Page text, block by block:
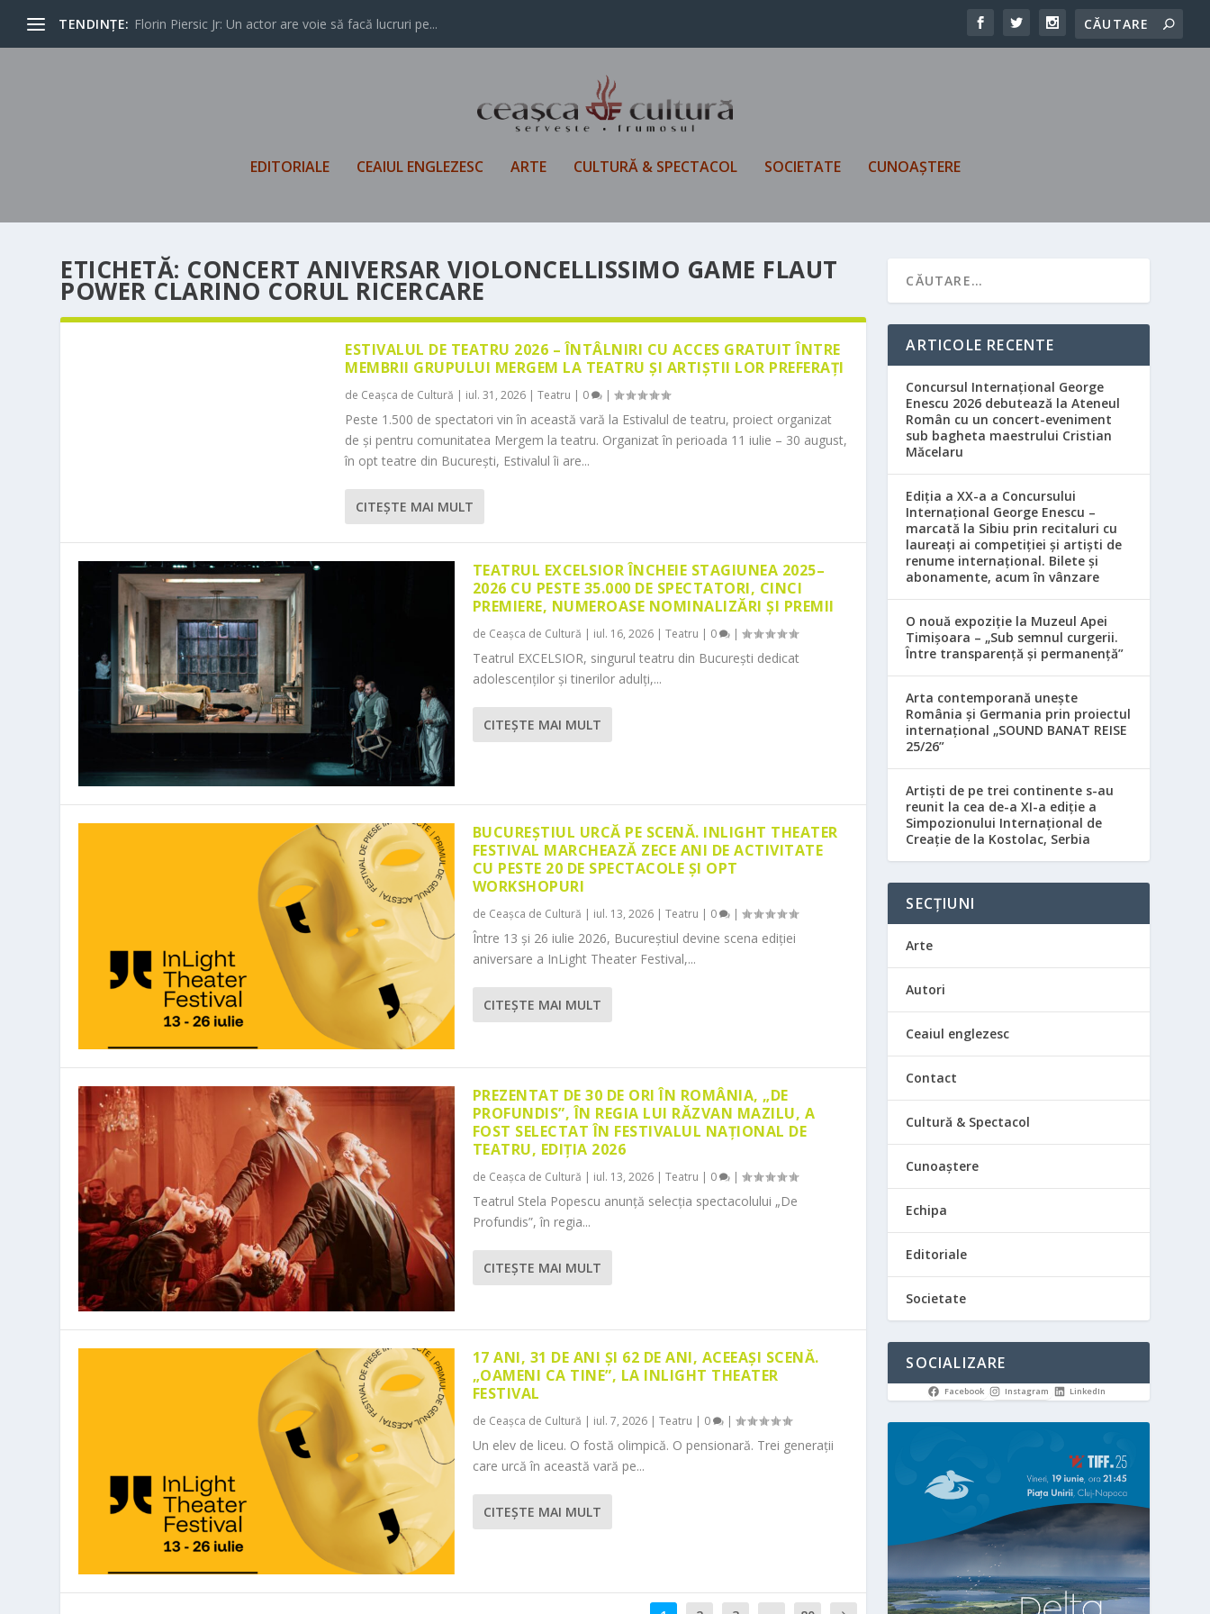
TENDINȚE: Florin Piersic Jr: Un actor are voie să facă lucruri pe...
EDITORIALE CEAIUL ENGLEZESC ARTE CULTURĂ & SPECTACOL SOCIETATE CUNOAȘTERE
ETICHETĂ: CONCERT ANIVERSAR VIOLONCELLISSIMO GAME FLAUT
POWER CLARINO CORUL RICERCARE
ESTIVALUL DE TEATRU 2026 – ÎNTÂLNIRI CU ACCES GRATUIT ÎNTRE
MEMBRII GRUPULUI MERGEM LA TEATRU ȘI ARTIȘTII LOR PREFERAȚI
de Ceașca de Cultură | iul. 31, 2026 |Teatru | 0 |
Peste 1.500 de spectatori vin în această vară la Estivalul de teatru, proiect organizat
de și pentru comunitatea Mergem la teatru. Organizat în perioada 11 iulie – 30 august,
în opt teatre din București, Estivalul îi are...
CITEŞTE MAI MULT
TEATRUL EXCELSIOR ÎNCHEIE STAGIUNEA 2025–
2026 CU PESTE 35.000 DE SPECTATORI, CINCI
PREMIERE, NUMEROASE NOMINALIZĂRI ȘI PREMII
de Ceașca de Cultură | iul. 16, 2026| Teatru | 0 |
Teatrul EXCELSIOR, singurul teatru din București dedicat
adolescenților și tinerilor adulți,...
CITEŞTE MAI MULT
BUCUREȘTIUL URCĂ PE SCENĂ. INLIGHT THEATER
FESTIVAL MARCHEAZĂ ZECE ANI DE ACTIVITATE
CU PESTE 20 DE SPECTACOLE ȘI OPT
WORKSHOPURI
de Ceașca de Cultură | iul. 13, 2026| Teatru | 0 |
Între 13 și 26 iulie 2026, Bucureștiul devine scena ediției
aniversare a InLight Theater Festival,...
CITEŞTE MAI MULT
PREZENTAT DE 30 DE ORI ÎN ROMÂNIA, „DE
PROFUNDIS”, ÎN REGIA LUI RĂZVAN MAZILU, A
FOST SELECTAT ÎN FESTIVALUL NAȚIONAL DE
TEATRU, EDIȚIA 2026
de Ceașca de Cultură | iul. 13, 2026| Teatru | 0 |
Teatrul Stela Popescu anunță selecția spectacolului „De
Profundis”, în regia...
CITEŞTE MAI MULT
17 ANI, 31 DE ANI ȘI 62 DE ANI, ACEEAȘI SCENĂ.
„OAMENI CA TINE”, LA INLIGHT THEATER
FESTIVAL
de Ceașca de Cultură | iul. 7, 2026| Teatru | 0 |
Un elev de liceu. O fostă olimpică. O pensionară. Trei generații
care urcă în această vară pe...
CITEŞTE MAI MULT
ARTICOLE RECENTE
Concursul Internațional George
Enescu 2026 debutează la Ateneul
Român cu un concert-eveniment
sub bagheta maestrului Cristian
Măcelaru
Ediția a XX-a a Concursului
Internațional George Enescu –
marcată la Sibiu prin recitaluri cu
laureați ai competiției și artiști de
renume internațional. Bilete și
abonamente, acum în vânzare
O nouă expoziție la Muzeul Apei
Timișoara – „Sub semnul curgerii.
Între transparență și permanență”
Arta contemporană unește
România și Germania prin proiectul
internațional „SOUND BANAT REISE
25/26”
Artiști de pe trei continente s-au
reunit la cea de-a XI-a ediție a
Simpozionului Internațional de
Creație de la Kostolac, Serbia
SECȚIUNI
Arte
Autori
Ceaiul englezesc
Contact
Cultură & Spectacol
Cunoaștere
Echipa
Editoriale
Societate
SOCIALIZARE
Facebook Instagram LinkedIn